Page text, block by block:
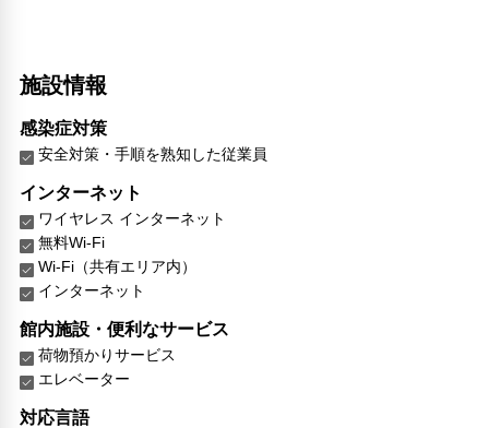
施設情報
感染症対策
安全対策・手順を熟知した従業員
インターネット
ワイヤレス インターネット
無料Wi-Fi
Wi-Fi（共有エリア内）
インターネット
館内施設・便利なサービス
荷物預かりサービス
エレベーター
対応言語